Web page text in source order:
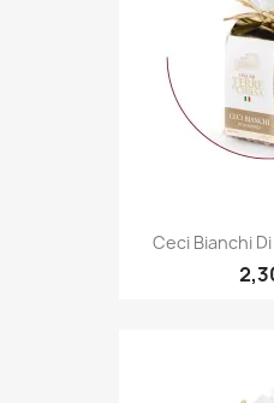
Ceci Bianchi